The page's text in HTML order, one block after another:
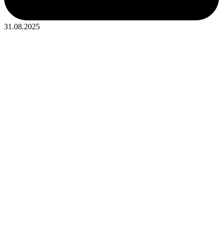
31.08.2025